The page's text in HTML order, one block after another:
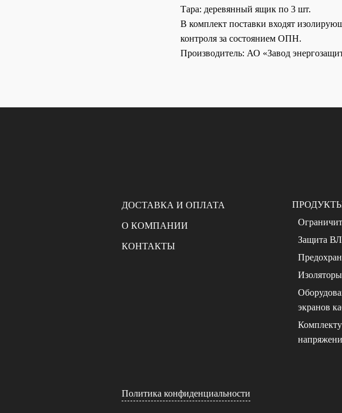
Тара: деревянный ящик по 3 шт.
В комплект поставки входят
контроля за состоянием ОПН.
Производитель: АО «Завод
ДОСТАВКА И ОПЛАТА
О КОМПАНИИ
КОНТАКТЫ
Защита ВЛ
Изоляторы
экранов
Политика конфиденциальности